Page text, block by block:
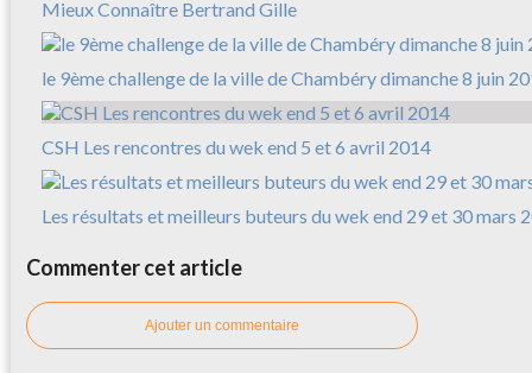
Mieux Connaître Bertrand Gille
le 9ème challenge de la ville de Chambéry dimanche 8 juin
CSH Les rencontres du wek end 5 et 6 avril 2014
Les résultats et meilleurs buteurs du wek end 29 et 30 mars
Commenter cet article
Ajouter un commentaire